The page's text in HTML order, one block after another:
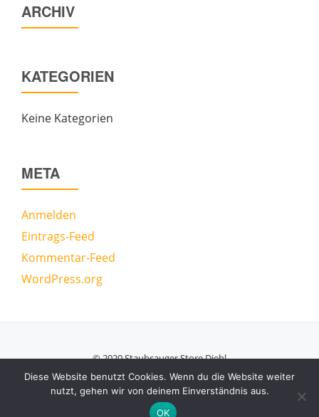
ARCHIV
KATEGORIEN
Keine Kategorien
META
Anmelden
Eintrags-Feed
Kommentar-Feed
WordPress.org
© 2020 Staubsauger Store Diehl
Secondary
Menu Azera Shoppowered byWordPress
Diese Website benutzt Cookies. Wenn du die Website weiter
nutzt, gehen wir von deinem Einverständnis aus.
OK